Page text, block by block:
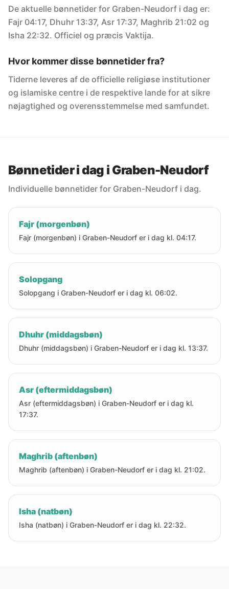
De aktuelle bønnetider for Graben-Neudorf i dag er:
Fajr 04:17, Dhuhr 13:37, Asr 17:37, Maghrib 21:02 og
Isha 22:32. Officiel og præcis Vaktija.
Hvor kommer disse bønnetider fra?
Tiderne leveres af de officielle religiøse institutioner
og islamiske centre i de respektive lande for at sikre
nøjagtighed og overensstemmelse med samfundet.
Bønnetider i dag i Graben-Neudorf
Individuelle bønnetider for Graben-Neudorf i dag.
Fajr (morgenbøn)
Fajr (morgenbøn) i Graben-Neudorf er i dag kl. 04:17.
Solopgang
Solopgang i Graben-Neudorf er i dag kl. 06:02.
Dhuhr (middagsbøn)
Dhuhr (middagsbøn) i Graben-Neudorf er i dag kl. 13:37.
Asr (eftermiddagsbøn)
Asr (eftermiddagsbøn) i Graben-Neudorf er i dag kl.
17:37.
Maghrib (aftenbøn)
Maghrib (aftenbøn) i Graben-Neudorf er i dag kl. 21:02.
Isha (natbøn)
Isha (natbøn) i Graben-Neudorf er i dag kl. 22:32.